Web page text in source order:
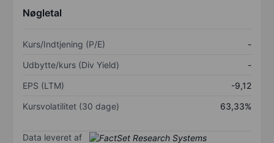
Nøgletal
Kurs/Indtjening (P/E)
-
Udbytte/kurs (Div Yield)
-
EPS (LTM)
-9,12
Kursvolatilitet (30 dage)
63,33%
Data leveret af